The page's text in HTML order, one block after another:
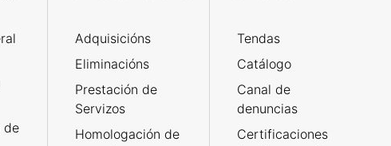
de
Adquisicións
Eliminacións
Prestación de
Servizos
Homologación de
Tendas
Catálogo
Canal de
denuncias
Certificaciones